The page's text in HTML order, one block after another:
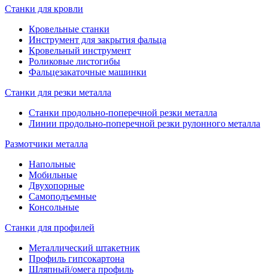
Станки для кровли
Кровельные станки
Инструмент для закрытия фальца
Кровельный инструмент
Роликовые листогибы
Фальцезакаточные машинки
Станки для резки металла
Станки продольно-поперечной резки металла
Линии продольно-поперечной резки рулонного металла
Размотчики металла
Напольные
Мобильные
Двухопорные
Самоподъемные
Консольные
Станки для профилей
Металлический штакетник
Профиль гипсокартона
Шляпный/омега профиль